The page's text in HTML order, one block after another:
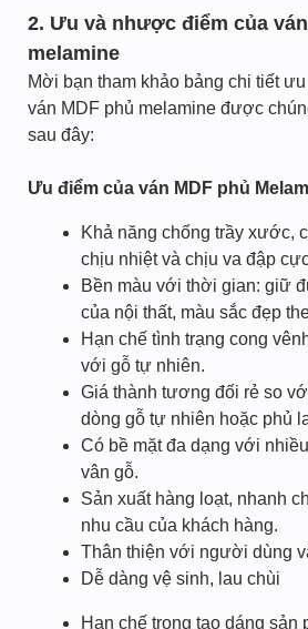
2. Ưu và nhược điểm của
melamine
Mời bạn tham khảo bảng chi tiết
ván MDF phủ melamine được
sau đây:
Ưu điểm của ván MDF phủ
Khả năng chống trầy xước,
chịu nhiệt và chịu va đập
Bền màu với thời gian: giữ
của nội thất, màu sắc đẹp
Hạn chế tình trạng cong
với gỗ tự nhiên.
Giá thành tương đối rẻ so
dòng gỗ tự nhiên hoặc phủ
Có bề mặt đa dạng với
vân gỗ.
Sản xuất hàng loạt, nhanh
nhu cầu của khách hàng.
Thân thiện với người dùng
Dễ dàng vệ sinh, lau chùi
Hạn chế trong tạo dáng sản